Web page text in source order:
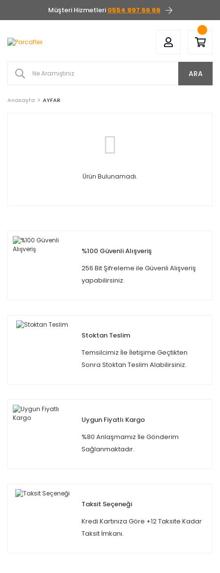
Müşteri Hizmetleri 0554 997 66 66
ARA
Anasayfa AYFAR
Ürün Bulunamadı.
%100 Güvenli Alışveriş
256 Bit Şifreleme ile Güvenli Alışveriş
yapabilirsiniz.
Stoktan Teslim
Temsilcimiz İle İletişime Geçtikten
Sonra Stoktan Teslim Alabilirsiniz.
Uygun Fiyatlı Kargo
%80 Anlaşmamız İle Gönderim
Sağlanmaktadır.
Taksit Seçeneği
Kredi Kartınıza Göre +12 Taksite Kadar
Taksit İmkanı.